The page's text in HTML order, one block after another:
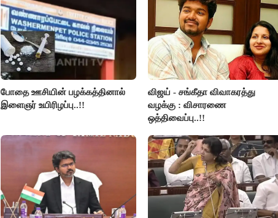
போதை ஊசியின் பழக்கத்தினால்
இளைஞர் உயிரிழப்பு..!!
விஜய் - சங்கீதா விவாகரத்து
வழக்கு : விசாரணை
ஒத்திவைப்பு..!!